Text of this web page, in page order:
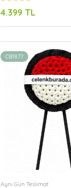
4.399 TL
CB1877
Aynı Gün Teslimat